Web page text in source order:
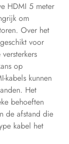
HDMI 5 meter
om
Over het
voor
op
kabels kunnen
Het
behoeften
de afstand die
kabel het